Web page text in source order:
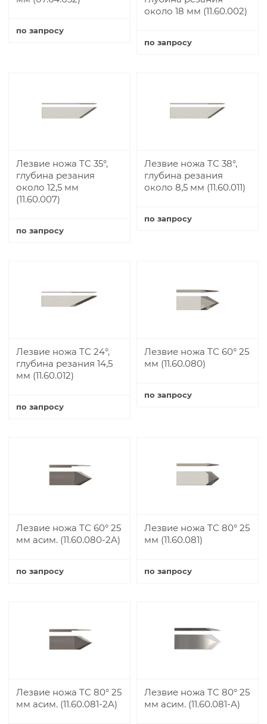
по запросу
около 18 мм (11.60.002)
по запросу
Лезвие ножа TC 35°,
глубина резания
около 12,5 мм
(11.60.007)
по запросу
Лезвие ножа TC 38°,
глубина резания
около 8,5 мм (11.60.011)
по запросу
Лезвие ножа TC 24°,
глубина резания 14,5
мм (11.60.012)
по запросу
Лезвие ножа TC 60° 25
мм (11.60.080)
по запросу
Лезвие ножа TC 60° 25
мм асим. (11.60.080-2A)
по запросу
Лезвие ножа TC 80° 25
мм (11.60.081)
по запросу
Лезвие ножа TC 80° 25
мм асим. (11.60.081-2A)
Лезвие ножа TC 80° 25
мм асим. (11.60.081-A)